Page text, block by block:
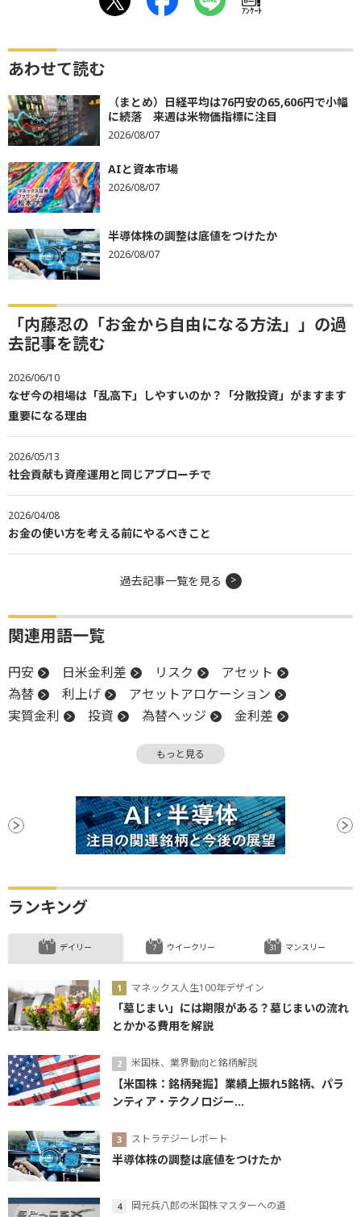
ｱﾝｹｰﾄ
あわせて読む
（まとめ）日経平均は76円安の65,606円で小幅
に続落 来週は米物価指標に注目
2026/08/07
AIと資本市場
2026/08/07
半導体株の調整は底値をつけたか
2026/08/07
「内藤忍の「お金から自由になる方法」」の過
去記事を読む
2026/06/10
なぜ今の相場は「乱高下」しやすいのか？「分散投資」がますます
重要になる理由
2026/05/13
社会貢献も資産運用と同じアプローチで
2026/04/08
お金の使い方を考える前にやるべきこと
過去記事一覧を見る
関連用語一覧
円安 日米金利差 リスク
アセット
為替
利上げ
アセットアロケーション
実質金利
投資 為替ヘッジ
金利差
中央銀行
NISA
底堅い
反発
米連邦準備制度理事会
FRB
為替レート
堅調 個人投資家
資産運用
もっと見る
ランキング
デイリー
マネックス人生100年デザイン
「墓じまい」には期限がある？墓じまいの流れ
とかかる費用を解説
米国株、業界動向と銘柄解説
【米国株：銘柄発掘】業績上振れ5銘柄、パラ
ンティア・テクノロジー...
ストラテジーレポート
半導体株の調整は底値をつけたか
岡元兵八郎の米国株マスターへの道
ウイークリー マンスリー